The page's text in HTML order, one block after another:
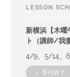
LESSON
新横浜【木
ト（講師/我
4/9、5/14、
受付終了